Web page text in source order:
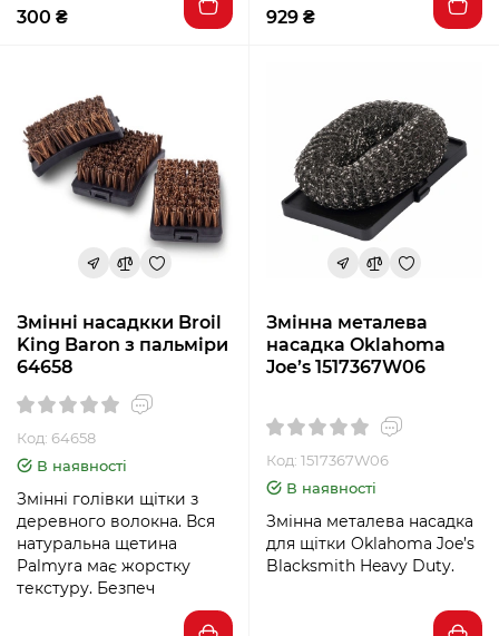
300 ₴ 929 ₴
Змінні насадкки Broil
King Baron з пальміри
64658
Код: 64658
В наявності
Змінні голівки щітки з
деревного волокна. Вся
натуральна щетина
Palmyra має жорстку
текстуру. Безпеч
Змінна металева
насадка Oklahoma
Joe’s 1517367W06
Код: 1517367W06
В наявності
Змінна металева насадка
для щітки Oklahoma Joe’s
Blacksmith Heavy Duty.